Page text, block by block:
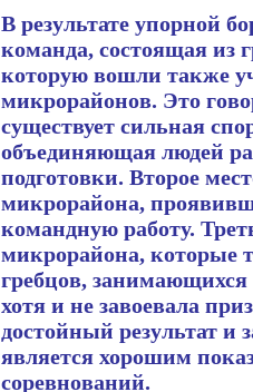
В результате упорной
команда, состоящая из
которую вошли также
микрорайонов. Это
существует сильная
объединяющая людей
подготовки. Второе
микрорайона,
командную работу.
микрорайона, которые
гребцов,
хотя и не завоевала
достойный результат и
является хорошим
соревнований.